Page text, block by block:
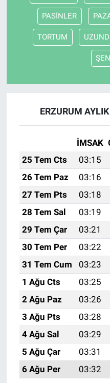
PASİNLER
TORTUM
ERZURUM
İMSAK
25 Tem Cts
03:15
26 Tem Paz
03:16
27 Tem Pts
03:18
28 Tem Sal
03:19
29 Tem Çar
03:21
30 Tem Per
03:22
31 Tem Cum
03:23
1 Ağu Cts
03:25
2 Ağu Paz
03:26
3 Ağu Pts
03:28
4 Ağu Sal
03:29
5 Ağu Çar
03:31
6 Ağu Per
03:32